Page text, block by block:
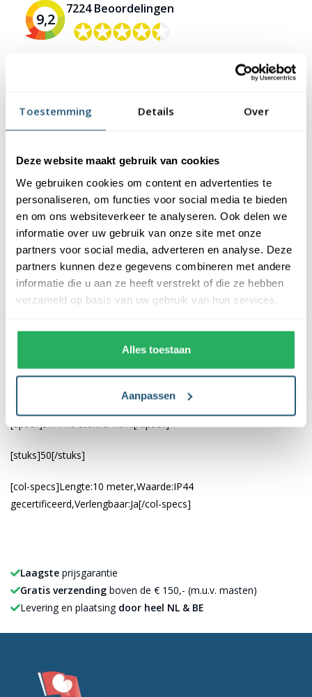
Toestemming Details Over
Deze website maakt gebruik van cookies
We gebruiken cookies om content en advertenties te
personaliseren, om functies voor social media te bieden
en om ons websiteverkeer te analyseren. Ook delen we
informatie over uw gebruik van onze site met onze
partners voor social media, adverteren en analyse. Deze
partners kunnen deze gegevens combineren met andere
informatie die u aan ze heeft verstrekt of die ze hebben
verzameld op basis van uw gebruik van hun services.
Alles toestaan
Aanpassen
9,2
7224 Beoordelingen
✪✪✪✪✪
✪✪✪✪✪
Beschrijving
Veelgestelde vragen
Reviews
Beschrijving
Heeft u een Lumedi vlaggenmast kerstboom, dan is deze
voorzien van een netsnoer van 8 meter. Het kan zijn dat dit niet
voldoende is, waardoor u deze wilt verlengen. De Lumedi
heeft een lengte van 10 meter en kan op iedere Lumedi led-
Wij adviseren om de stekker altijd binnenshuis in het
stopcontact aan te sluiten.
U kunt meerdere verlengkabels op elkaar aansluiten.
[upsell]slimme-stekker.html[/upsell]
[stuks]50[/stuks]
[col-specs]Lengte:10 meter,Waarde:IP44
gecertificeerd,Verlengbaar:Ja[/col-specs]
Laagste prijsgarantie
Gratis verzending boven de € 150,- (m.u.v. masten)
Levering en plaatsing door heel NL & BE